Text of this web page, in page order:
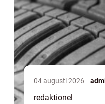
04 augusti 2026
redaktionel